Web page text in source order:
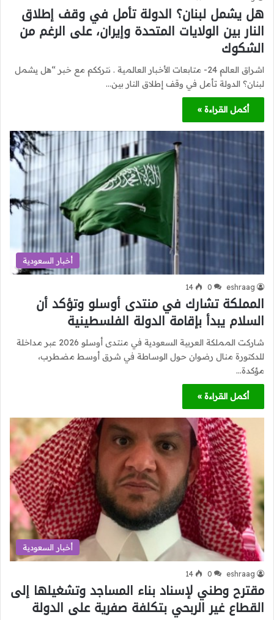
هل يشمل لبنان؟ الدولة تأمل في وقف إطلاق
النار بين الولايات المتحدة وإيران، على الرغم من
الشكوك
اشراق العالم 24- متابعات الأخبار العالمية . نترككم مع خبر “هل يشمل
لبنان؟ الدولة تأمل في وقف إطلاق النار بين…
أكمل القراءة »
أخبار السعودية
eshraag
0
14
المملكة تشارك في منتدى أوسلو وتؤكد أن
السلام يبدأ بإقامة الدولة الفلسطينية
شاركت المملكة العربية السعودية في منتدى أوسلو 2026 عبر مداخلة
للدكتورة منال رضوان حول الوساطة في شرق أوسط مضطرب،
مؤكدة…
أكمل القراءة »
أخبار السعودية
eshraag
0
14
مقترح وطني لإسناد بناء المساجد وتشغيلها إلى
القطاع غير الربحي بتكلفة صفرية على الدولة